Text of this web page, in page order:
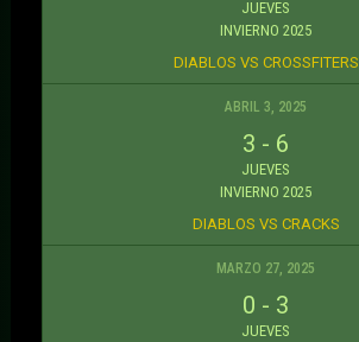
JUEVES
INVIERNO 2025
DIABLOS VS CROSSFITERS
ABRIL 3, 2025
3 - 6
JUEVES
INVIERNO 2025
DIABLOS VS CRACKS
MARZO 27, 2025
0 - 3
JUEVES